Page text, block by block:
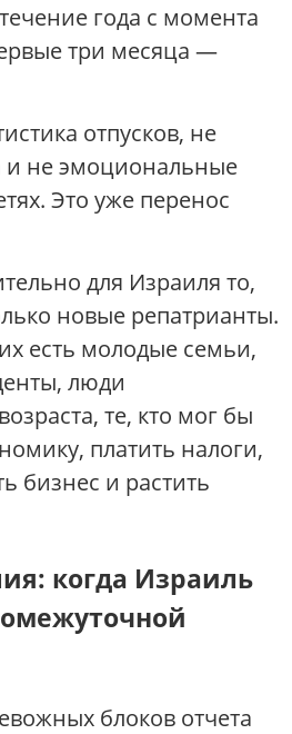
года с момента
три месяца —
отпусков, не
и не эмоциональные
Это уже перенос
для Израиля то,
новые репатрианты.
есть молодые семьи,
люди
те, кто мог бы
платить налоги,
бизнес и растить
когда Израиль
блоков отчета